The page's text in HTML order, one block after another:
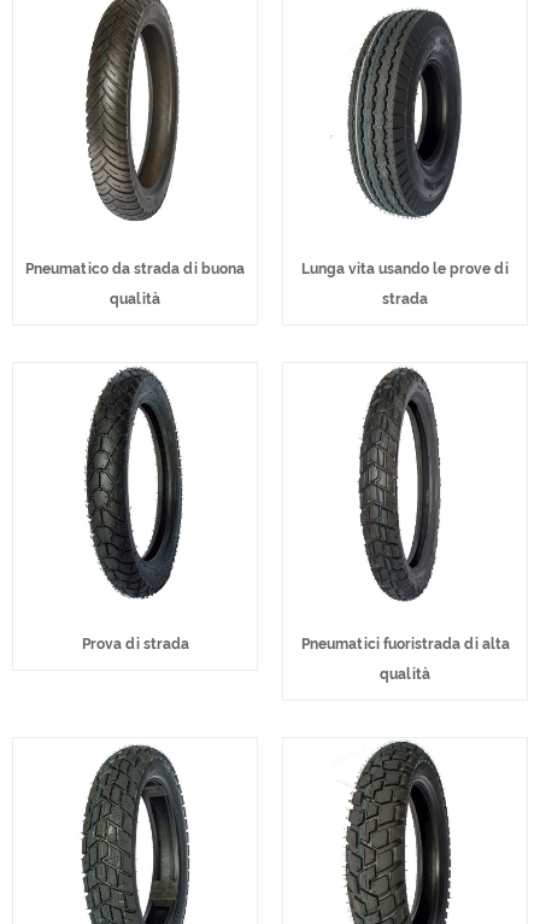
Pneumatico da strada di buona
qualità
Lunga vita usando le prove di
strada
Prova di strada
Pneumatici fuoristrada di alta
qualità